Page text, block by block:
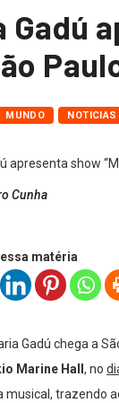
Gadú
MUNDO NOTICIAS
Cunha
matéria
Gadú chega a
Marine Hall , no
musical, trazendo